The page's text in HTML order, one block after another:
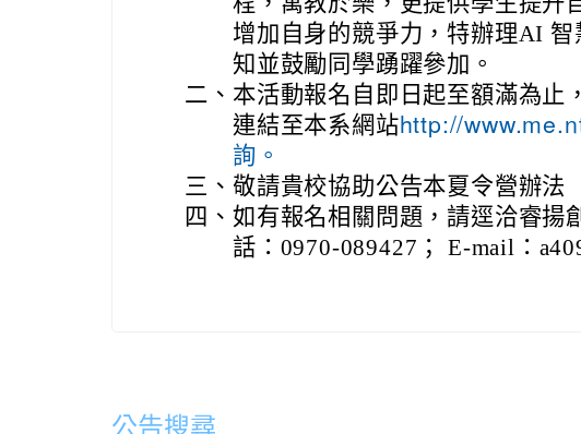
增加自身的競爭力，特辦理AI
知並鼓勵同學踴躍參加。
二、 本活動報名自即日起至額滿為止
連結至本系網站http://
詢。
三、 敬請貴校協助公告本夏令營辦法
四、 如有報名相關問題，請逕洽睿揚
話：0970-089427； E-mail：
公告搜尋